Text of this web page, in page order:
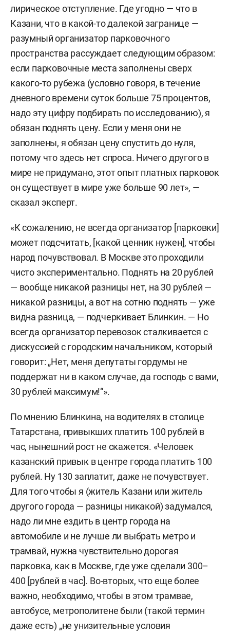
лирическое отступление. Где угодно — что в
Казани, что в какой-то далекой загранице —
разумный организатор парковочного
пространства рассуждает следующим образом:
если парковочные места заполнены сверх
какого-то рубежа (условно говоря, в течение
дневного времени суток больше 75 процентов,
надо эту цифру подбирать по исследованию), я
обязан поднять цену. Если у меня они не
заполнены, я обязан цену спустить до нуля,
потому что здесь нет спроса. Ничего другого в
мире не придумано, этот опыт платных парковок
он существует в мире уже больше 90 лет», —
сказал эксперт.
«К сожалению, не всегда организатор [парковки]
может подсчитать, [какой ценник нужен], чтобы
народ почувствовал. В Москве это проходили
чисто экспериментально. Поднять на 20 рублей
— вообще никакой разницы нет, на 30 рублей —
никакой разницы, а вот на сотню поднять — уже
видна разница, — подчеркивает Блинкин. — Но
всегда организатор перевозок сталкивается с
дискуссией с городским начальником, который
говорит: „Нет, меня депутаты гордумы не
поддержат ни в каком случае, да господь с вами,
30 рублей максимум!“».
По мнению Блинкина, на водителях в столице
Татарстана, привыкших платить 100 рублей в
час, нынешний рост не скажется. «Человек
казанский привык в центре города платить 100
рублей. Ну 130 заплатит, даже не почувствует.
Для того чтобы я (житель Казани или житель
другого города — разницы никакой) задумался,
надо ли мне ездить в центр города на
автомобиле и не лучше ли выбрать метро и
трамвай, нужна чувствительно дорогая
парковка, как в Москве, где уже сделали 300–
400 [рублей в час]. Во-вторых, что еще более
важно, необходимо, чтобы в этом трамвае,
автобусе, метрополитене были (такой термин
даже есть) „не унизительные условия